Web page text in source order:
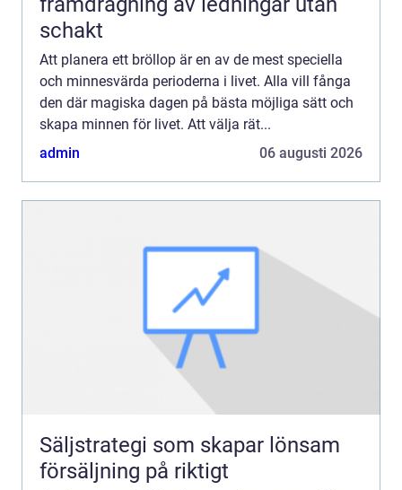
schakt
Att planera ett bröllop är en av de mest speciella
och minnesvärda perioderna i livet. Alla vill fånga
den där magiska dagen på bästa möjliga sätt och
skapa minnen för livet. Att välja rät...
admin
06 augusti 2026
Säljstrategi som skapar lönsam
försäljning på riktigt